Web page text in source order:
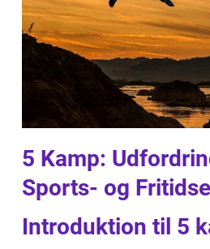
5 Kamp:
Sports- og
Introduktion til 5